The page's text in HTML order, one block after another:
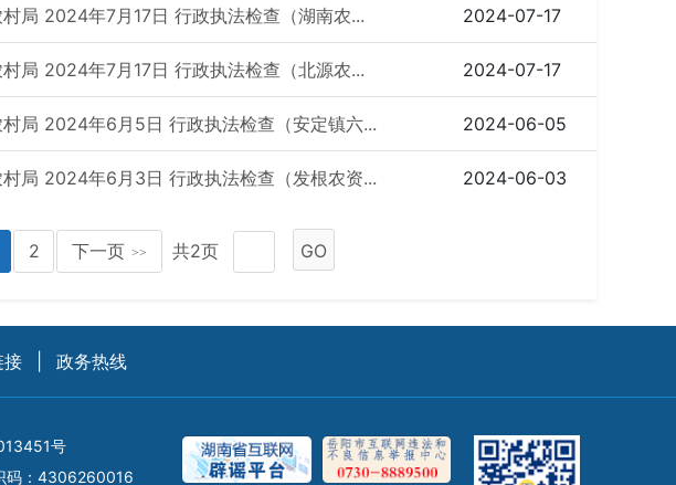
局 2024年7月17日 行政执法检查（湖南农... 2024-07-17
局 2024年7月17日 行政执法检查（北源农... 2024-07-17
局 2024年6月5日 行政执法检查（安定镇六... 2024-06-05
局 2024年6月3日 行政执法检查（发根农资... 2024-06-03
2 下一页 >> 共2页 GO
接 政务热线
号
码：4306260016